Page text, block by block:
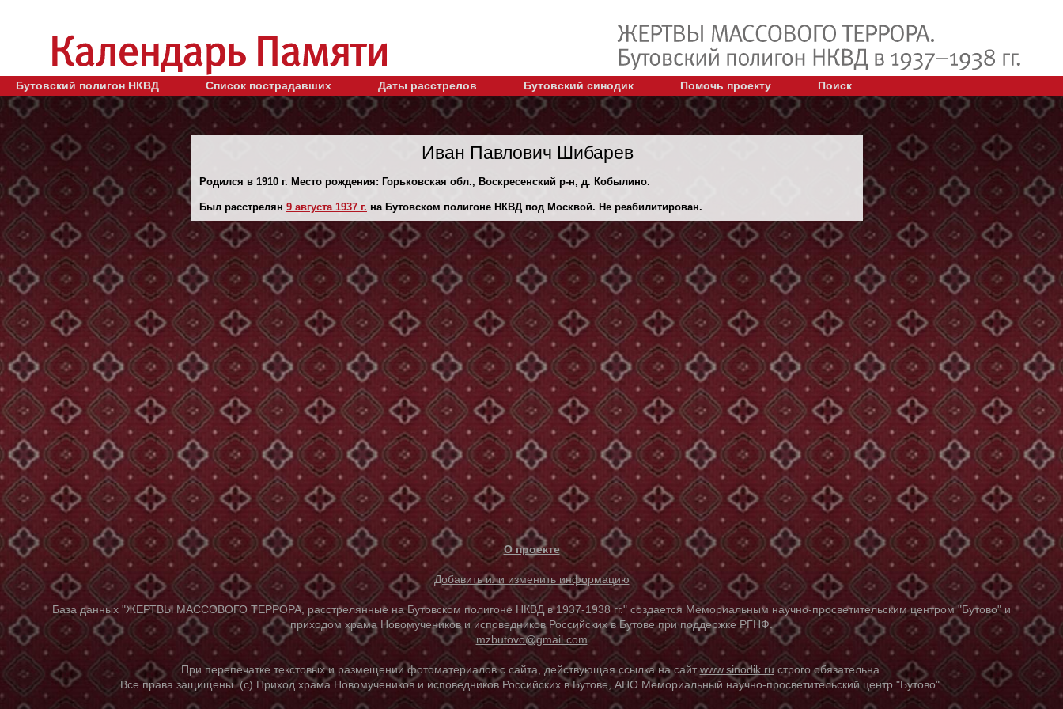
Бутовский полигон НКВД Список пострадавших Даты расстрелов Бутовский синодик Помочь проекту Поиск
Иван Павлович Шибарев
Родился в 1910 г. Место рождения: Горьковская обл., Воскресенский р-н, д. Кобылино.
Был расстрелян 9 августа 1937 г. на Бутовском полигоне НКВД под Москвой. Не реабилитирован.
О проекте
Добавить или изменить информацию
База данных "ЖЕРТВЫ МАССОВОГО ТЕРРОРА, расстрелянные на Бутовском полигоне НКВД в 1937-1938 гг." создается Мемориальным научно-просветительским центром "Бутово" и
приходом храма Новомучеников и исповедников Российских в Бутове при поддержке РГНФ.
mzbutovo@gmail.com
При перепечатке текстовых и размещении фотоматериалов с сайта, действующая ссылка на сайтwww.sinodik.ru строго обязательна.
Все права защищены. (с) Приход храма Новомучеников и исповедников Российских в Бутове, АНО Мемориальный научно-просветительский центр "Бутово".